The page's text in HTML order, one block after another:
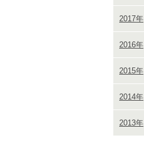
2017年
2016年
2015年
2014年
2013年